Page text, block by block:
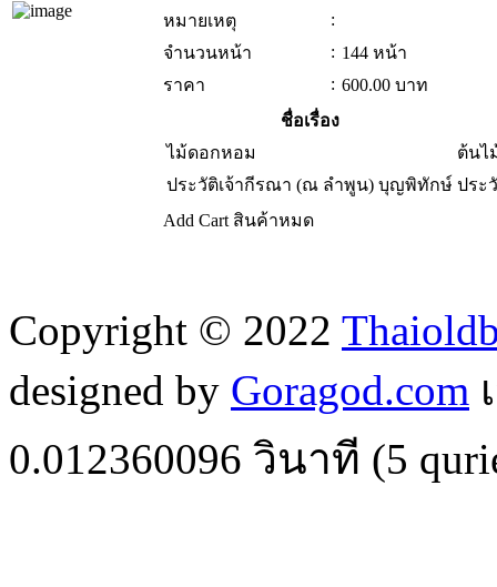
หมายเหตุ
:
จำนวนหน้า
: 144 หน้า
ราคา
: 600.00 บาท
ชื่อเรื่อง
ไม้ดอกหอม
ต้นไ
ประวัติเจ้ากีรณา (ณ ลำพูน) บุญพิทักษ์ ประ
Add Cart สินค้าหมด
Copyright © 2022
designed by Goragod.com
0.012360096 วินาที (5